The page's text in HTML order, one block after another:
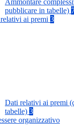
Ammontare
pubblicare in tabelle)
ai premi 3
Dati relativi ai premi
tabelle) 3
organizzativo